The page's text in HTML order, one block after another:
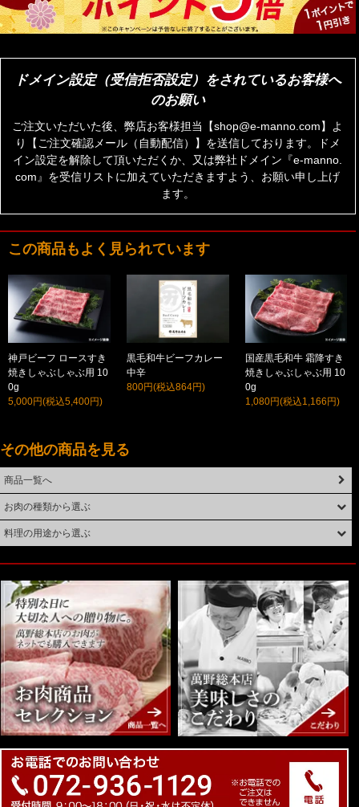
ドメイン設定（受信拒否設定）をされているお客様へ
のお願い
ご注文いただいた後、弊店お客様担当【shop@e-manno.com】よ
り【ご注文確認メール（自動配信）】を送信しております。ドメ
イン設定を解除して頂いただくか、又は弊社ドメイン『e-manno.
com』を受信リストに加えていただきますよう、お願い申し上げ
ます。
この商品もよく見られています
神戸ビーフ ロースすき
焼きしゃぶしゃぶ用 10
0g
5,000円(税込5,400円)
黒毛和牛ビーフカレー
中辛
800円(税込864円)
国産黒毛和牛 霜降すき
焼きしゃぶしゃぶ用 10
0g
1,080円(税込1,166円)
その他の商品を見る
商品一覧へ
お肉の種類から選ぶ
料理の用途から選ぶ